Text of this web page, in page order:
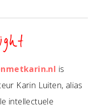
is
Karin Luiten, alias
intellectuele